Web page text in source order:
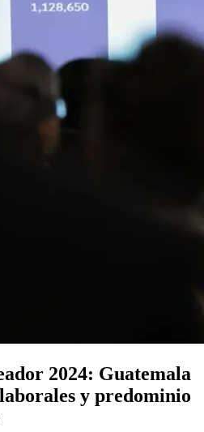
2024: Guatemala
y predominio